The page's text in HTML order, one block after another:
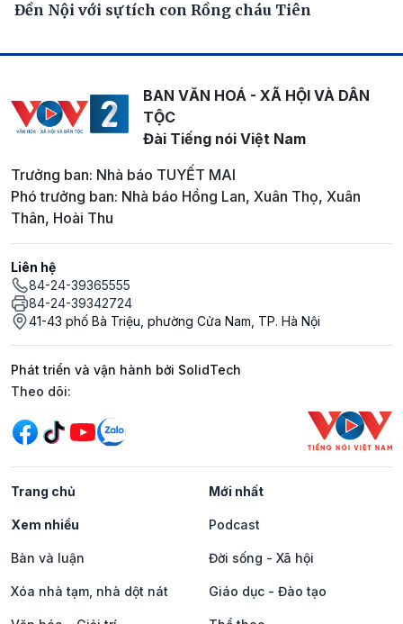
Đền Nội với sự tích con Rồng cháu Tiên
BAN VĂN HOÁ - XÃ HỘI VÀ DÂN
TỘC
Đài Tiếng nói Việt Nam
Trưởng ban: Nhà báo TUYẾT MAI
Phó trưởng ban: Nhà báo Hồng Lan, Xuân Thọ, Xuân
Thân, Hoài Thu
Liên hệ
84-24-39365555
84-24-39342724
41-43 phố Bà Triệu, phường Cửa Nam, TP. Hà Nội
Phát triển và vận hành bởi SolidTech
Mạng xã hội
Theo dõi:
Trang chủ Mới nhất
Xem nhiều Podcast
Bàn và luận Đời sống - Xã hội
Xóa nhà tạm, nhà dột nát Giáo dục - Đào tạo